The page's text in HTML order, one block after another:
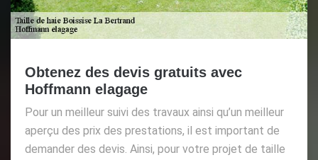
Obtenez des devis gratuits avec
Hoffmann elagage
Pour un meilleur suivi des travaux ainsi qu’un meilleur
aperçu des prix des prestations, il est important de
demander des devis. Ainsi, pour votre projet de taille